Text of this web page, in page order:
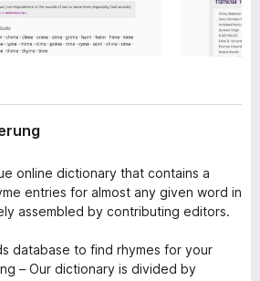
online dictionary that contains a
entries for almost any given word in
assembled by contributing editors.
database to find rhymes for your
– Our dictionary is divided by